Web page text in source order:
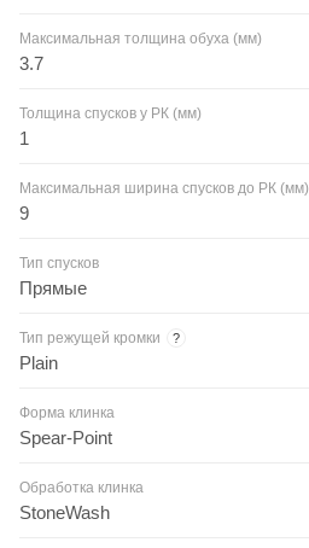
Максимальная толщина обуха (мм)
3.7
Толщина спусков у РК (мм)
1
Максимальная ширина спусков до РК (мм)
9
Тип спусков
Прямые
Тип режущей кромки ?
Plain
Форма клинка
Spear-Point
Обработка клинка
StoneWash